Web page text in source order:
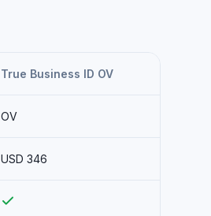
True Business ID OV
OV
USD 346